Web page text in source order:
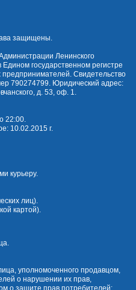
защищены.
Ленинского
государственном регистре
Свидетельство
790274799. Юридический адрес:
д. 53, оф. 1.
22:00.
10.02.2015 г.
курьеру.
лиц).
картой).
уполномоченного продавцом,
о нарушении их прав,